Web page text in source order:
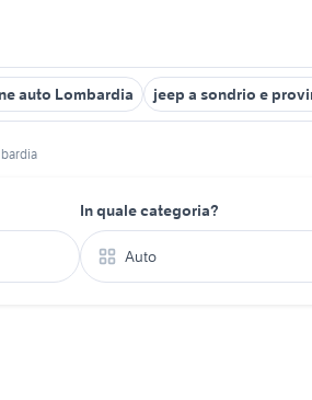
auto Lombardia jeep a sondrio e
In quale categoria?
Auto